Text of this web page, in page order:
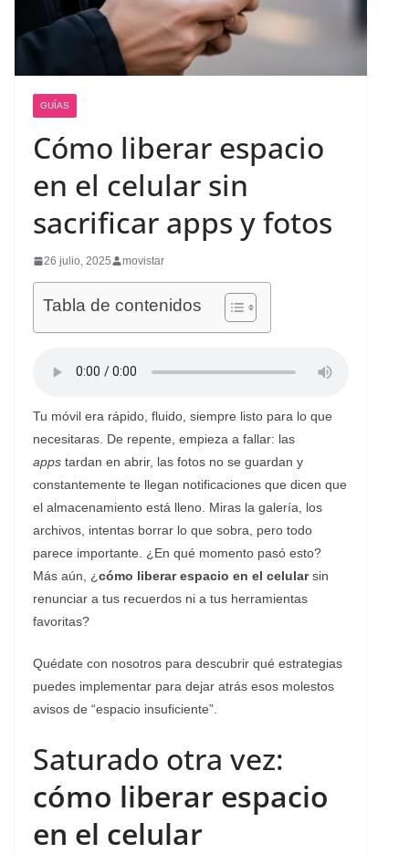
GUÍAS
Cómo liberar espacio
en el celular sin
sacrificar apps y fotos
26 julio, 2025 movistar
Tabla de contenidos
Tu móvil era rápido, fluido, siempre listo para lo que
necesitaras. De repente, empieza a fallar: las
apps tardan en abrir, las fotos no se guardan y
constantemente te llegan notificaciones que dicen que
el almacenamiento está lleno. Miras la galería, los
archivos, intentas borrar lo que sobra, pero todo
parece importante. ¿En qué momento pasó esto?
Más aún, ¿cómo liberar espacio en el celularsin
renunciar a tus recuerdos ni a tus herramientas
favoritas?
Quédate con nosotros para descubrir qué estrategias
puedes implementar para dejar atrás esos molestos
avisos de “espacio insuficiente”.
Saturado otra vez:
cómo liberar espacio
en el celular